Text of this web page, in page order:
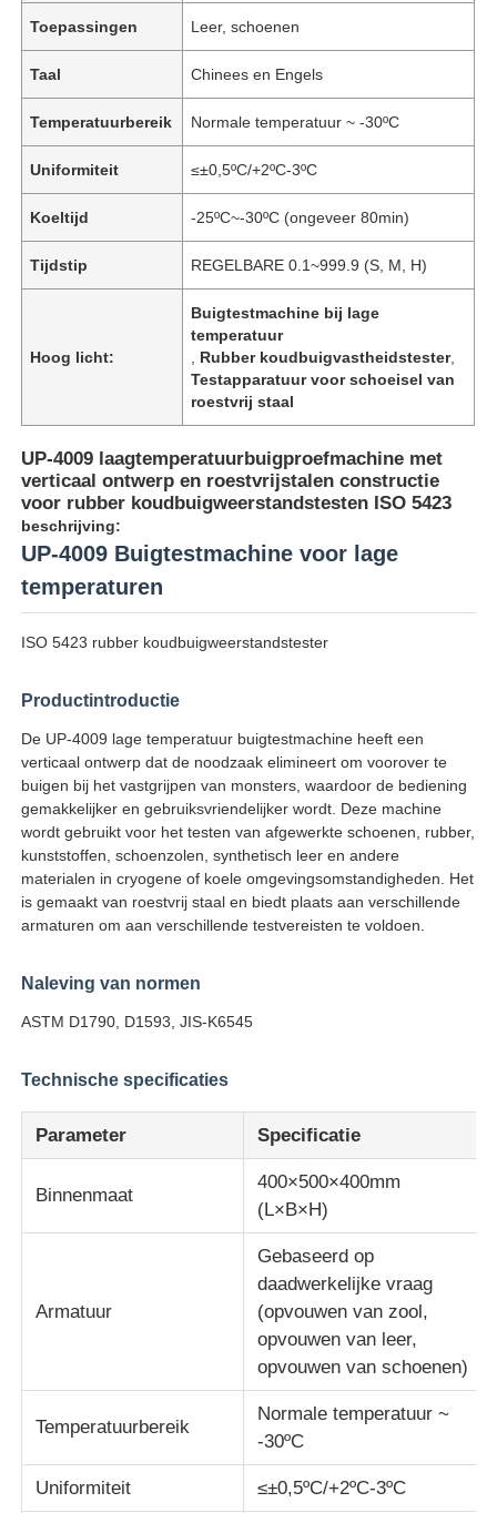
Thuis
Fabrieksreis
Laboratorium het Testen Materiaal
Milieutestkamer
Toepassingen Leer, schoenen
Taal Chinees en Engels
Temperatuurbereik Normale temperatuur ~ -30ºC
Uniformiteit ≤±0,5ºC/+2ºC-3ºC
Koeltijd -25ºC~-30ºC (ongeveer 80min)
Tijdstip REGELBARE 0.1~999.9 (S, M, H)
Hoog licht:
Buigtestmachine bij lage
temperatuur
Rubber koudbuigvastheidstester,
Testapparatuur voor schoeisel van
roestvrij staal
UP-4009 laagtemperatuurbuigproefmachine met
verticaal ontwerp en roestvrijstalen constructie
voor rubber koudbuigweerstandstesten ISO 5423
beschrijving:
UP-4009 Buigtestmachine voor lage
temperaturen
ISO 5423 rubber koudbuigweerstandstester
Productintroductie
De UP-4009 lage temperatuur buigtestmachine heeft een
verticaal ontwerp dat de noodzaak elimineert om voorover te
buigen bij het vastgrijpen van monsters, waardoor de bediening
gemakkelijker en gebruiksvriendelijker wordt. Deze machine
wordt gebruikt voor het testen van afgewerkte schoenen, rubber,
kunststoffen, schoenzolen, synthetisch leer en andere
materialen in cryogene of koele omgevingsomstandigheden. Het
is gemaakt van roestvrij staal en biedt plaats aan verschillende
armaturen om aan verschillende testvereisten te voldoen.
Naleving van normen
ASTM D1790, D1593, JIS-K6545
Technische specificaties
Parameter Specificatie
Binnenmaat
400×500×400mm
(L×B×H)
Armatuur
Gebaseerd op
daadwerkelijke vraag
(opvouwen van zool,
opvouwen van leer,
opvouwen van schoenen)
Temperatuurbereik
Normale temperatuur ~
-30ºC
Uniformiteit ≤±0,5ºC/+2ºC-3ºC